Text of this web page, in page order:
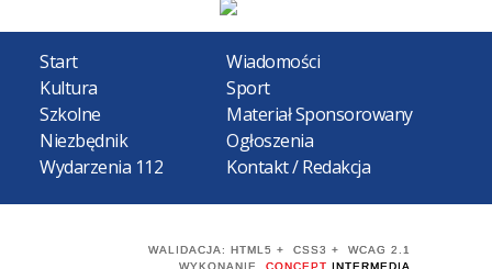
Start
Wiadomości
Kultura
Sport
Szkolne
Materiał Sponsorowany
Niezbędnik
Ogłoszenia
Wydarzenia 112
Kontakt / Redakcja
WALIDACJA: HTML5 + CSS3 + WCAG 2.1
WYKONANIE CONCEPT INTERMEDIA